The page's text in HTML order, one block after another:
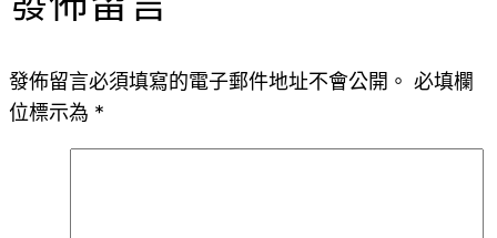
發佈留言必須填寫的電子郵件地址不會公開。 必填欄
位標示為 *